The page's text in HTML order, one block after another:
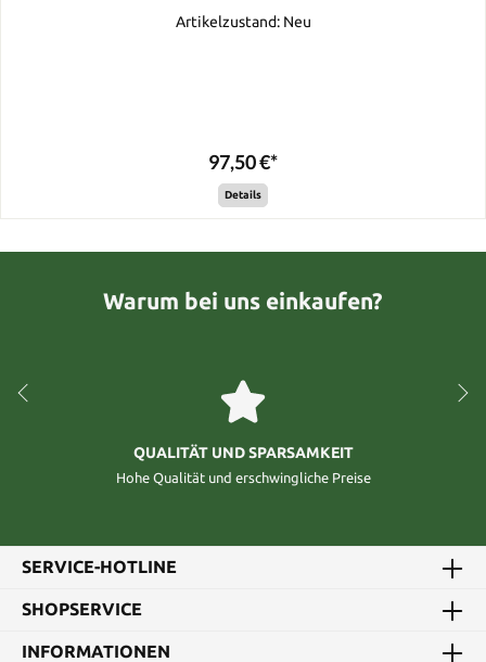
Artikelzustand: Neu
97,50 €*
Details
Warum bei uns einkaufen?
QUALITÄT UND SPARSAMKEIT
Hohe Qualität und erschwingliche Preise
SERVICE-HOTLINE
SHOPSERVICE
INFORMATIONEN